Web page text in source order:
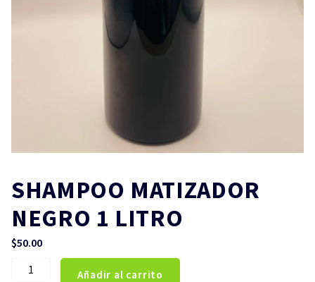
SHAMPOO MATIZADOR
NEGRO 1 LITRO
$50.00
SHAMPOO
Añadir al carrito